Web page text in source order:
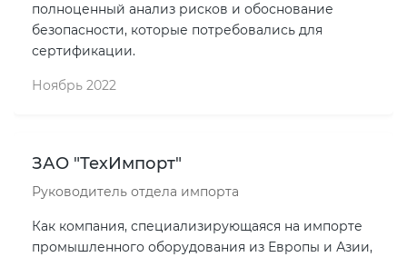
полноценный анализ рисков и обоснование
безопасности, которые потребовались для
сертификации.
Ноябрь 2022
ЗАО "ТехИмпорт"
Руководитель отдела импорта
Как компания, специализирующаяся на импорте
промышленного оборудования из Европы и Азии,